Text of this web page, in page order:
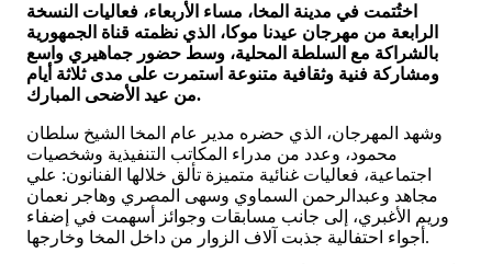
اختُتمت في مدينة المخا، مساء الأربعاء، فعاليات النسخة
الرابعة من مهرجان عيدنا موكا، الذي نظمته قناة الجمهورية
بالشراكة مع السلطة المحلية، وسط حضور جماهيري واسع
ومشاركة فنية وثقافية متنوعة استمرت على مدى ثلاثة أيام
من عيد الأضحى المبارك.
وشهد المهرجان، الذي حضره مدير عام المخا الشيخ سلطان
محمود، وعدد من مدراء المكاتب التنفيذية وشخصيات
اجتماعية، فعاليات غنائية متميزة تألق خلالها الفنانون: علي
مجاهد وعبدالرحمن السماوي وسهى المصري وهاجر نعمان
وريم الأغبري، إلى جانب مسابقات وجوائز أسهمت في إضفاء
أجواء احتفالية جذبت آلاف الزوار من داخل المخا وخارجها.